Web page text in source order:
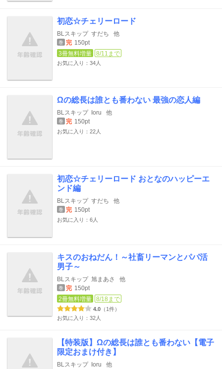
初恋☆チェリーロード
BLスキップ すだち 他
巻 完 150pt
3冊無料増量
8/11まで
お気に入り：34人
Ωの総長は誰とも番わない 最強の恋人編
BLスキップ Ioru 他
巻 完 150pt
お気に入り：22人
初恋☆チェリーロード おとなのハッピーエ
ンド編
BLスキップ すだち 他
巻 完 150pt
お気に入り：6人
キスのおねだん！～社畜リーマンとパパ活
男子～
BLスキップ 旭まあさ 他
巻 完 150pt
2冊無料増量
8/18まで
4.0 （1件）
お気に入り：32人
【特装版】Ωの総長は誰とも番わない【電子
限定おまけ付き】
BLスキップ Ioru 他